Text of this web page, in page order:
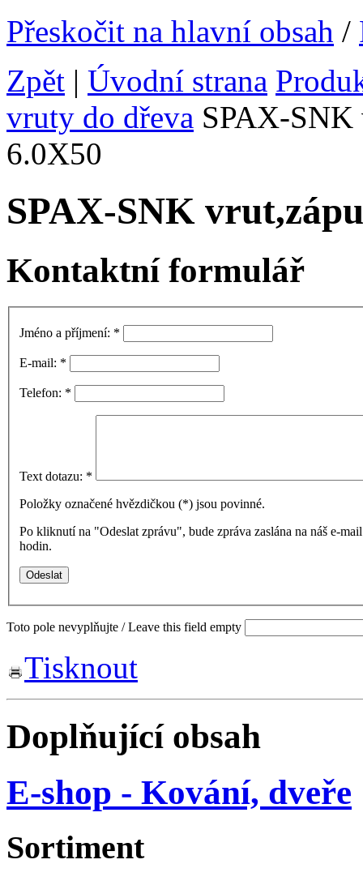
Přeskočit na hlavní obsah /
Zpět | Úvodní strana
vruty do dřeva SPAX-
6.0X50
SPAX-SNK
Kontaktní formulář
Jméno a příjmení: *
E-mail: *
Telefon: *
Text dotazu: *
Položky označené hvězdičkou (*) jsou povinné.
Po kliknutí na "Odeslat zprávu", bude zpráva zaslána na náš e-
hodin.
Toto pole nevyplňujte / Leave this field empty
Tisknout
Doplňující obsah
E-shop - Kování, dveře
Sortiment